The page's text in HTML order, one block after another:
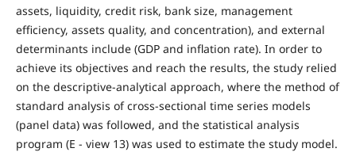
assets, liquidity, credit risk, bank size, management
efficiency, assets quality, and concentration), and external
determinants include (GDP and inflation rate). In order to
achieve its objectives and reach the results, the study relied
on the descriptive-analytical approach, where the method of
standard analysis of cross-sectional time series models
(panel data) was followed, and the statistical analysis
program (E - view 13) was used to estimate the study model.